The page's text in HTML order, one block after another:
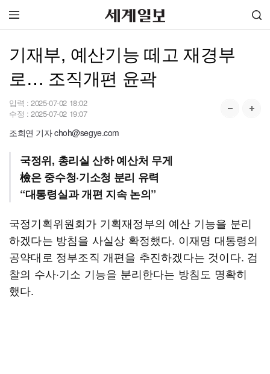
기재부, 예산기능 떼고 재경부
로… 조직개편 윤곽
입력 : 2025-07-02 18:02
수정 : 2025-07-02 19:07
조희연 기자 choh@segye.com
국정위, 총리실 산하 예산처 무게
檢은 중수청·기소청 분리 유력
“대통령실과 개편 지속 논의”
국정기획위원회가 기획재정부의 예산 기능을 분리
하겠다는 방침을 사실상 확정했다. 이재명 대통령의
공약대로 정부조직 개편을 추진하겠다는 것이다. 검
찰의 수사·기소 기능을 분리한다는 방침도 명확히
했다.